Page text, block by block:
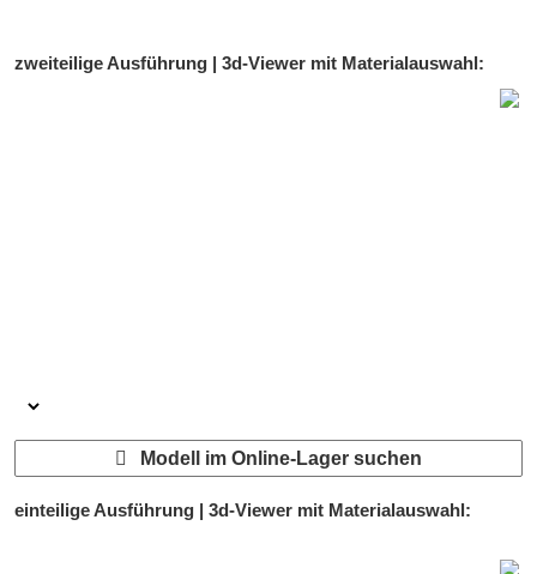
zweiteilige Ausführung | 3d-Viewer mit Materialauswahl:
Modell im Online-Lager suchen
einteilige Ausführung | 3d-Viewer mit Materialauswahl: